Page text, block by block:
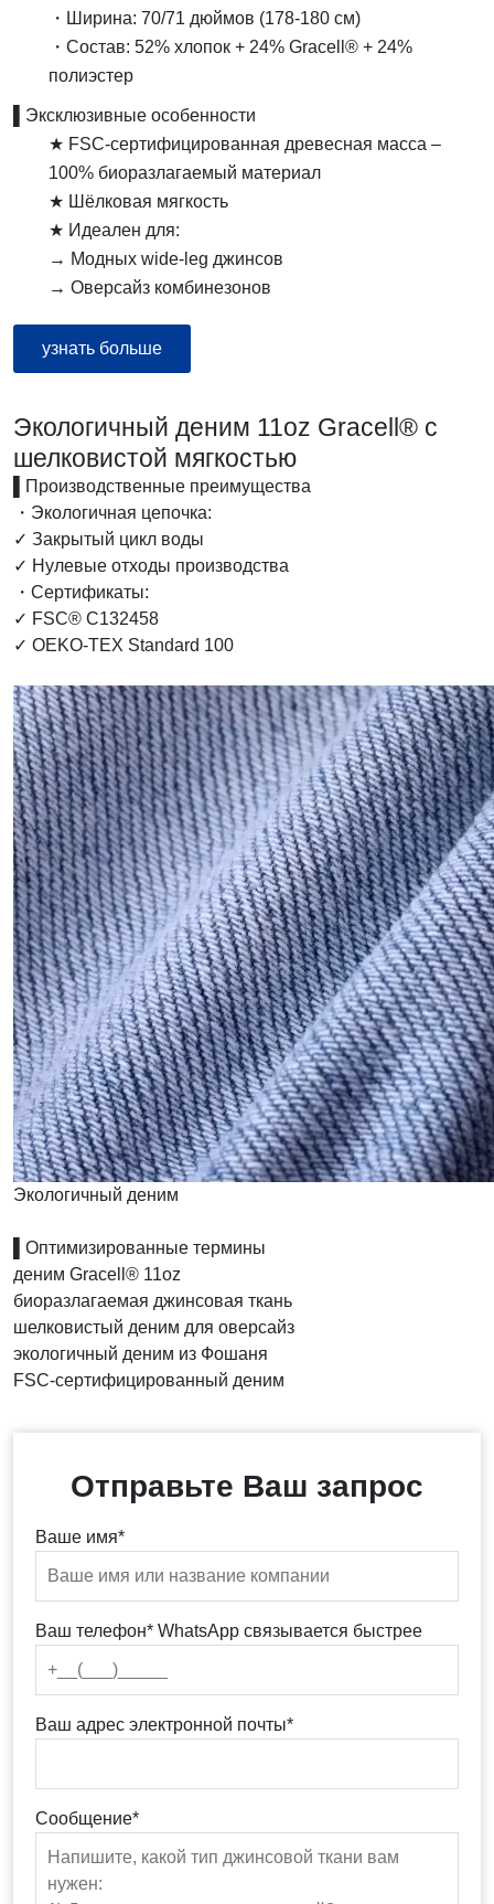
・Ширина: ​70/71 дюймов (178-180 см)
・Состав: ​52% хлопок + 24% Gracell® + 24%
полиэстер
​▌Эксклюзивные особенности
★ ​FSC-сертифицированная древесная масса –
100% биоразлагаемый материал
★ ​Шёлковая мягкость
★ ​Идеален для:
→ Модных wide-leg джинсов
→ Оверсайз комбинезонов
узнать больше
Экологичный деним 11oz Gracell® с
шелковистой мягкостью
▌Производственные преимущества
・Экологичная цепочка:
✓ Закрытый цикл воды
✓ Нулевые отходы производства
・Сертификаты:
✓ FSC® C132458
✓ OEKO-TEX Standard 100
Экологичный деним
​▌Oптимизированные термины
деним Gracell® 11oz
биоразлагаемая джинсовая ткань
шелковистый деним для оверсайз
экологичный деним из Фошаня
FSC-сертифицированный деним
Отправьте Ваш запрос
Ваше имя*
Ваш телефон* WhatsApp связывается быстрее
Ваш адрес электронной почты*
Сообщение*